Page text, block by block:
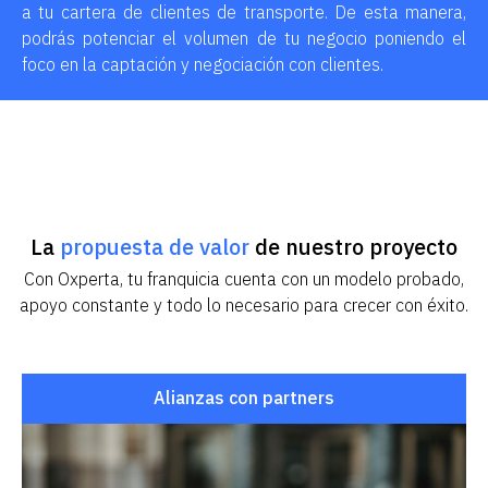
a tu cartera de clientes de transporte. De esta manera,
podrás potenciar el volumen de tu negocio poniendo el
foco en la captación y negociación con clientes.
La propuesta de valor de nuestro proyecto
Con Oxperta, tu franquicia cuenta con un modelo probado,
apoyo constante y todo lo necesario para crecer con éxito.
Alianzas con partners